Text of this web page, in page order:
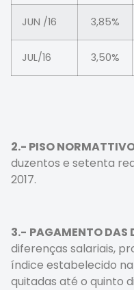
JUN /16 3,85%
JUL/16 3,50%
2.- PISO
duzentos e setenta
2017.
3.- PAGAMENTO DAS
diferenças salariais,
índice estabelecido
quitadas até o quinto